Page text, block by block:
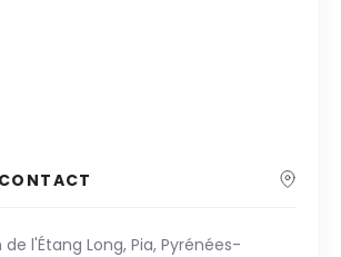
de l'Étang Long, Pia, Pyrénées-